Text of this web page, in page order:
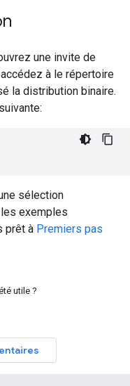
une invite de
à le répertoire
la distribution binaire.
sélection
exemples
prêt à Premiers pas
utile ?